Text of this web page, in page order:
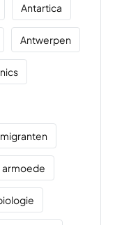
Antartica
Antwerpen
armoede